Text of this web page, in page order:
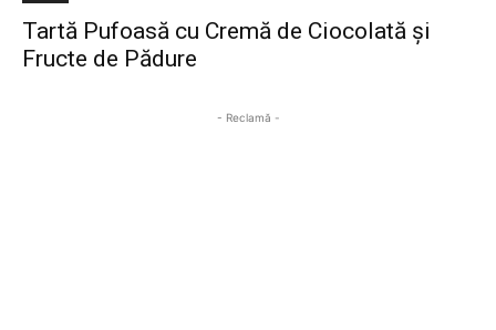
Tartă Pufoasă cu Cremă de Ciocolată și
Fructe de Pădure
- Reclamă -